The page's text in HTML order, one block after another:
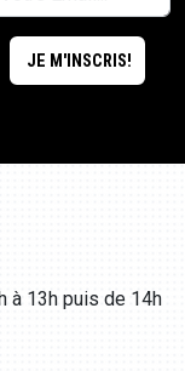
à 13h puis de 14h